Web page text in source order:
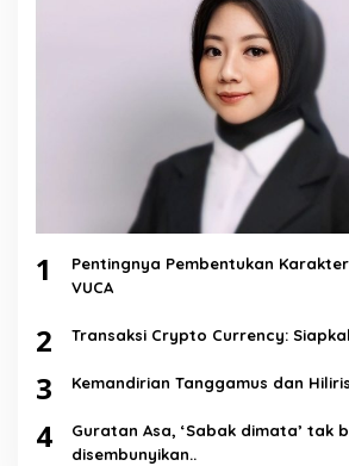
1
Pentingnya Pembentukan
VUCA
2 Transaksi Crypto Currency:
3 Kemandirian Tanggamus dan
4
Guratan Asa, ‘Sabak dimata’ tak
disembunyikan..